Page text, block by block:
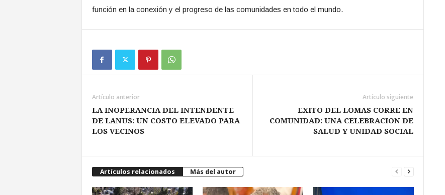
función en la conexión y el progreso de las comunidades en todo el mundo.
Artículo anterior
LA INOPERANCIA DEL INTENDENTE
DE LANUS: UN COSTO ELEVADO PARA
LOS VECINOS
Artículo siguiente
EXITO DEL LOMAS CORRE EN
COMUNIDAD: UNA CELEBRACION DE
SALUD Y UNIDAD SOCIAL
Artículos relacionados Más del autor